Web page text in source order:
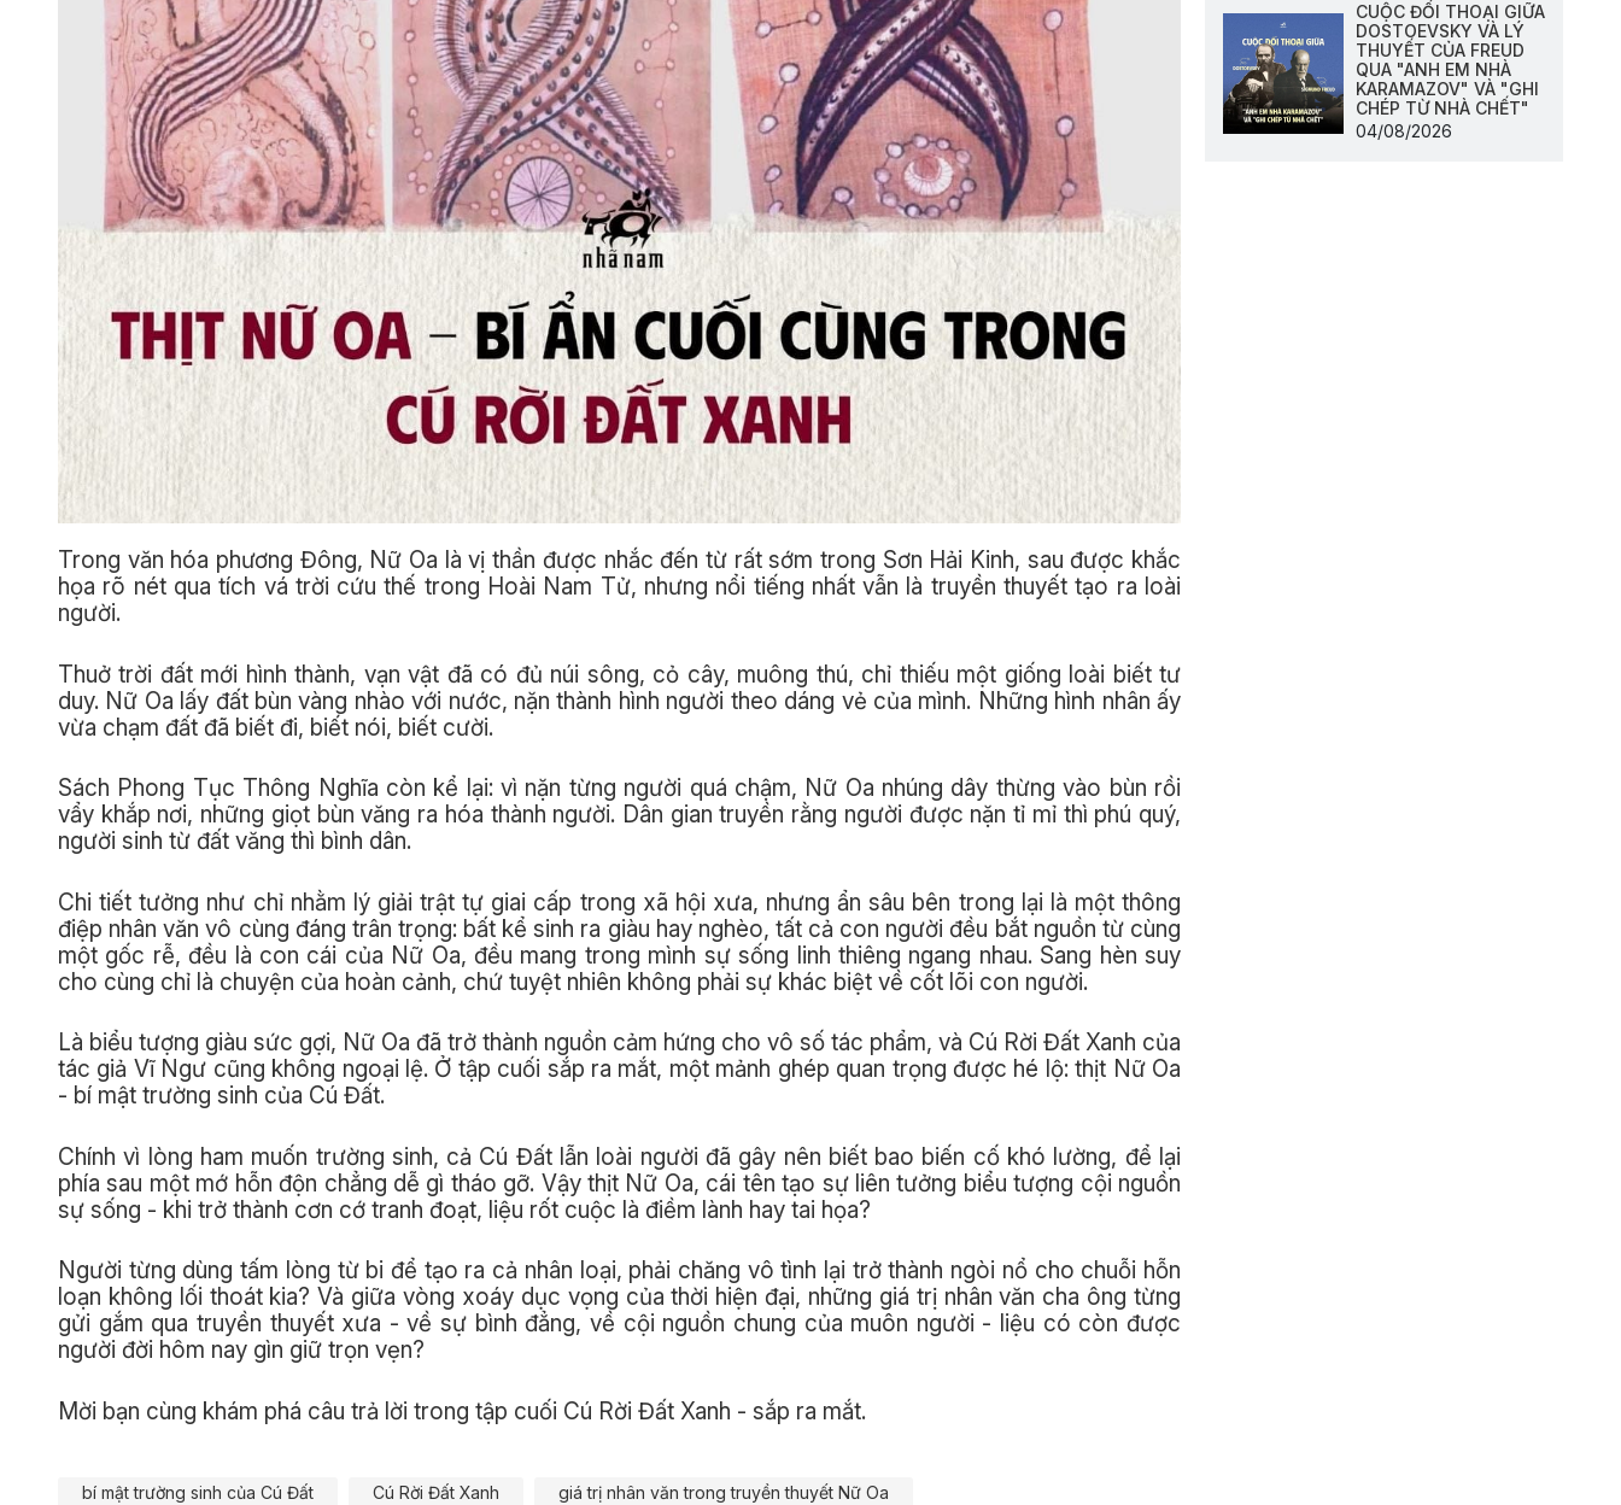
Trong văn hóa phương Đông, Nữ Oa là vị thần được nhắc đến từ rất sớm trong Sơn Hải Kinh, sau được khắc
họa rõ nét qua tích vá trời cứu thế trong Hoài Nam Tử, nhưng nổi tiếng nhất vẫn là truyền thuyết tạo ra loài
người.
Thuở trời đất mới hình thành, vạn vật đã có đủ núi sông, cỏ cây, muông thú, chỉ thiếu một giống loài biết tư
duy. Nữ Oa lấy đất bùn vàng nhào với nước, nặn thành hình người theo dáng vẻ của mình. Những hình nhân ấy
vừa chạm đất đã biết đi, biết nói, biết cười.
Sách Phong Tục Thông Nghĩa còn kể lại: vì nặn từng người quá chậm, Nữ Oa nhúng dây thừng vào bùn rồi
vẩy khắp nơi, những giọt bùn văng ra hóa thành người. Dân gian truyền rằng người được nặn tỉ mỉ thì phú quý,
người sinh từ đất văng thì bình dân.
Chi tiết tưởng như chỉ nhằm lý giải trật tự giai cấp trong xã hội xưa, nhưng ẩn sâu bên trong lại là một thông
điệp nhân văn vô cùng đáng trân trọng: bất kể sinh ra giàu hay nghèo, tất cả con người đều bắt nguồn từ cùng
một gốc rễ, đều là con cái của Nữ Oa, đều mang trong mình sự sống linh thiêng ngang nhau. Sang hèn suy
cho cùng chỉ là chuyện của hoàn cảnh, chứ tuyệt nhiên không phải sự khác biệt về cốt lõi con người.
Là biểu tượng giàu sức gợi, Nữ Oa đã trở thành nguồn cảm hứng cho vô số tác phẩm, và Cú Rời Đất Xanh của
tác giả Vĩ Ngư cũng không ngoại lệ. Ở tập cuối sắp ra mắt, một mảnh ghép quan trọng được hé lộ: thịt Nữ Oa
- bí mật trường sinh của Cú Đất.
Chính vì lòng ham muốn trường sinh, cả Cú Đất lẫn loài người đã gây nên biết bao biến cố khó lường, để lại
phía sau một mớ hỗn độn chẳng dễ gì tháo gỡ. Vậy thịt Nữ Oa, cái tên tạo sự liên tưởng biểu tượng cội nguồn
sự sống - khi trở thành cơn cớ tranh đoạt, liệu rốt cuộc là điềm lành hay tai họa?
Người từng dùng tấm lòng từ bi để tạo ra cả nhân loại, phải chăng vô tình lại trở thành ngòi nổ cho chuỗi hỗn
loạn không lối thoát kia? Và giữa vòng xoáy dục vọng của thời hiện đại, những giá trị nhân văn cha ông từng
gửi gắm qua truyền thuyết xưa - về sự bình đẳng, về cội nguồn chung của muôn người - liệu có còn được
người đời hôm nay gìn giữ trọn vẹn?
Mời bạn cùng khám phá câu trả lời trong tập cuối Cú Rời Đất Xanh - sắp ra mắt.
bí mật trường sinh của Cú Đất Cú Rời Đất Xanh
giá trị nhân văn trong truyền thuyết Nữ Oa
CUỘC ĐỐI THOẠI GIỮA
DOSTOEVSKY VÀ LÝ
THUYẾT CỦA FREUD
QUA "ANH EM NHÀ
KARAMAZOV" VÀ "GHI
CHÉP TỪ NHÀ CHẾT"
04/08/2026